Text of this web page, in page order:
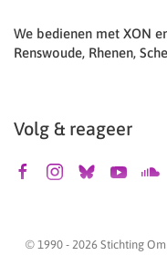
We bedienen met XON
Renswoude, Rhenen,
Volg & reageer
© 1990 - 2026 Stichting